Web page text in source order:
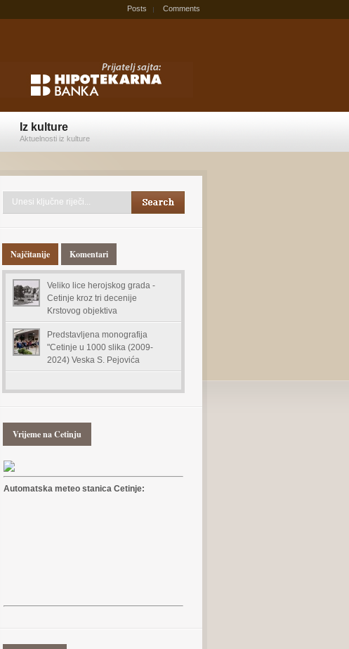
Posts Comments
Iz kulture
Aktuelnosti iz kulture
Najčitanije Komentari
Veliko lice herojskog grada -
Cetinje kroz tri decenije
Krstovog objektiva
Predstavljena monografija
"Cetinje u 1000 slika (2009-
2024) Veska S. Pejovića
Vrijeme na Cetinju
Automatska meteo stanica Cetinje: